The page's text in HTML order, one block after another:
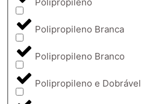
Polipropileno
Polipropileno Branca
Polipropileno Branco
Polipropileno e Dobrável